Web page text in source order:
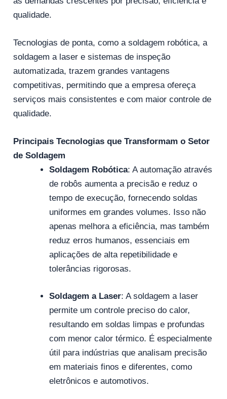
qualidade.
Tecnologias de ponta, como a soldagem robótica, a
soldagem a laser e sistemas de inspeção
automatizada, trazem grandes vantagens
competitivas, permitindo que a empresa ofereça
serviços mais consistentes e com maior controle de
qualidade.
Principais Tecnologias que Transformam o Setor
de Soldagem
Soldagem Robótica: A automação através
de robôs aumenta a precisão e reduz o
tempo de execução, fornecendo soldas
uniformes em grandes volumes. Isso não
apenas melhora a eficiência, mas também
reduz erros humanos, essenciais em
aplicações de alta repetibilidade e
tolerâncias rigorosas.
Soldagem a Laser: A soldagem a laser
permite um controle preciso do calor,
resultando em soldas limpas e profundas
com menor calor térmico. É especialmente
útil para indústrias que analisam precisão
em materiais finos e diferentes, como
eletrônicos e automotivos.